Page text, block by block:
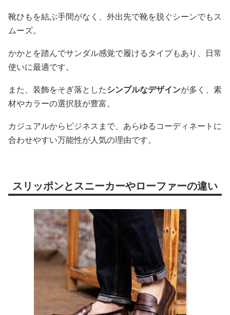
靴ひもを結ぶ手間がなく、外出先で靴を脱ぐシーンでもス
ムーズ。
かかとを踏んでサンダル感覚で履けるタイプもあり、日常
使いに最適です。
また、装飾をそぎ落としたシンプルなデザインが多く、素
材やカラーの選択肢が豊富。
カジュアルからビジネスまで、あらゆるコーディネートに
合わせやすい万能性が人気の理由です。
スリッポンとスニーカーやローファーの違い